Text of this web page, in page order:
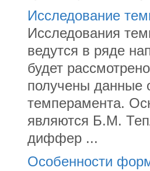
Исследование
Исследования
ведутся в ряде
будет
получены данные
темперамента.
являются Б.М.
диффер ...
Особенности